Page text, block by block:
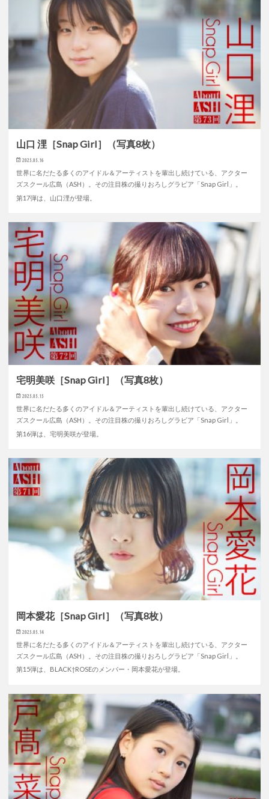
山口 浬［Snap Girl］（写真8枚）
2025.05.16
世界に名だたる多くのアイドル＆アーティストを輩出し続けている、アクター
ズスクール広島（ASH）。その注目株の撮りおろしグラビア「Snap Girl」。
第17弾は、山口浬が登場。
宅明美咲［Snap Girl］（写真8枚）
2025.05.15
世界に名だたる多くのアイドル＆アーティストを輩出し続けている、アクター
ズスクール広島（ASH）。その注目株の撮りおろしグラビア「Snap Girl」。
第16弾は、宅明美咲が登場。
岡本愛花［Snap Girl］（写真8枚）
2025.05.14
世界に名だたる多くのアイドル＆アーティストを輩出し続けている、アクター
ズスクール広島（ASH）。その注目株の撮りおろしグラビア「Snap Girl」。
第15弾は、BLACK†ROSEのメンバー・岡本愛花が登場。